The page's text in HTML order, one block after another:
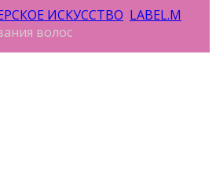
ИСКУССТВО LABEL.M
волос